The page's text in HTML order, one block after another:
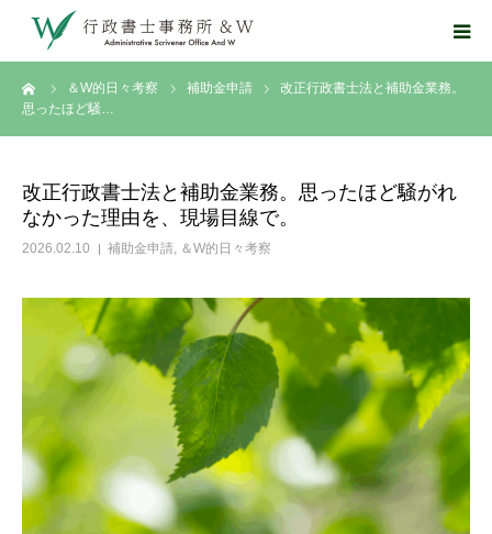
＆W的日々考察 補助金申請
改正行政書士法と補助金業務。
思ったほど騒…
改正行政書士法と補助金業務。思ったほど騒がれ
なかった理由を、現場目線で。
2026.02.10 補助金申請, ＆W的日々考察
トップページ
業務について
＆W的日々考察
お問い合わせ